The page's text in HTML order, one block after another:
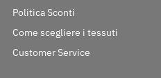
Politica Sconti
Come scegliere i tessuti
Customer Service